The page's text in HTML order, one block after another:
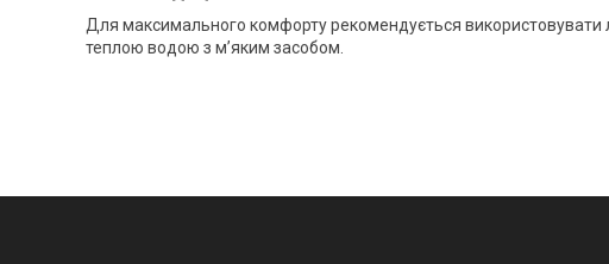
Для максимального комфорту рекомендується використовувати
теплою водою з м’яким засобом.